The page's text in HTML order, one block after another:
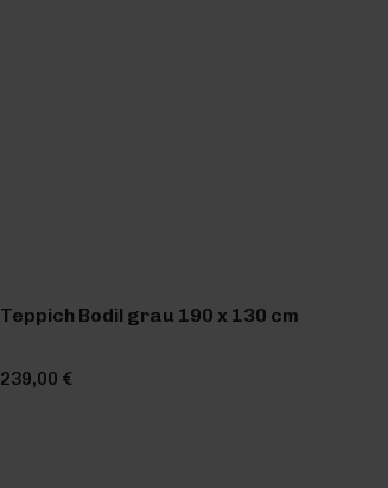
Teppich Bodil grau 190 x 130 cm
239,00 €